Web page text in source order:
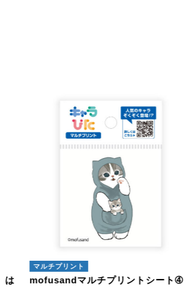
マルチプリント
mofusandマルチプリントシート➃